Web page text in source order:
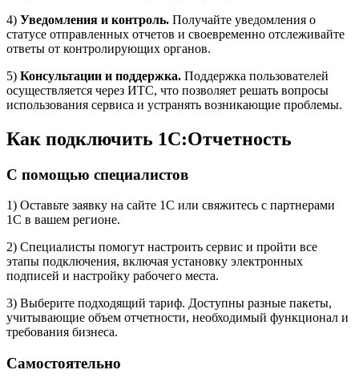
4) Уведомления и контроль. Получайте уведомления о
статусе отправленных отчетов и своевременно отслеживайте
ответы от контролирующих органов.
5) Консультации и поддержка. Поддержка пользователей
осуществляется через ИТС, что позволяет решать вопросы
использования сервиса и устранять возникающие проблемы.
Как подключить 1С:Отчетность
С помощью специалистов
1) Оставьте заявку на сайте 1С или свяжитесь с партнерами
1С в вашем регионе.
2) Специалисты помогут настроить сервис и пройти все
этапы подключения, включая установку электронных
подписей и настройку рабочего места.
3) Выберите подходящий тариф. Доступны разные пакеты,
учитывающие объем отчетности, необходимый функционал и
требования бизнеса.
Самостоятельно